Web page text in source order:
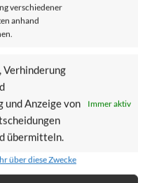
verschiedener
anhand
Verhinderung
und Anzeige von
übermitteln.
Immer aktiv
über diese Zwecke